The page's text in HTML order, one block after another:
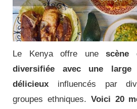
Le Kenya offre unescène
diversifiée avec une
délicieux influencés par
groupes ethniques. Voici 20